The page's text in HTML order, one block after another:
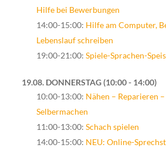
Hilfe bei Bewerbungen
14:00-15:00: Hilfe am Computer,
Lebenslauf schreiben
19:00-21:00: Spiele-Sprachen-
19.08. DONNERSTAG 10:00 - 14:00
10:00-13:00: Nähen – Reparieren
Selbermachen
11:00-13:00: Schach spielen
14:00-15:00: NEU: Online-